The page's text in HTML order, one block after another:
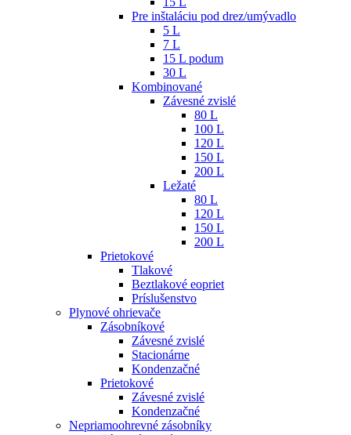
Pre inštaláciu pod drez/umývadlo
5 L
7 L
15 L podum
30 L
Kombinované
Závesné zvislé
80 L
100 L
120 L
150 L
200 L
Ležaté
80 L
120 L
150 L
200 L
Prietokové
Tlakové
Beztlakové eopriet
Príslušenstvo
Plynové ohrievače
Zásobníkové
Závesné zvislé
Stacionárne
Kondenzačné
Prietokové
Závesné zvislé
Kondenzačné
Nepriamoohrevné zásobníky